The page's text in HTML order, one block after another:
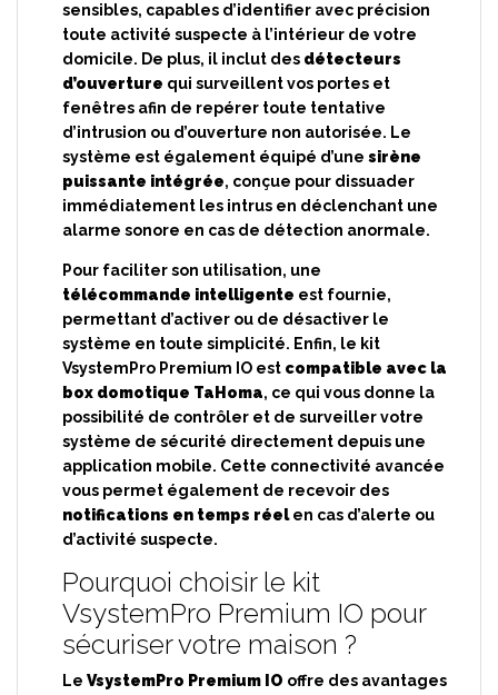
sensibles, capables d’identifier avec précision
toute activité suspecte à l’intérieur de votre
domicile. De plus, il inclut des détecteurs
d’ouverture qui surveillent vos portes et
fenêtres afin de repérer toute tentative
d’intrusion ou d’ouverture non autorisée. Le
système est également équipé d’une sirène
puissante intégrée, conçue pour dissuader
immédiatement les intrus en déclenchant une
alarme sonore en cas de détection anormale.
Pour faciliter son utilisation, une
télécommande intelligente est fournie,
permettant d’activer ou de désactiver le
système en toute simplicité. Enfin, le kit
VsystemPro Premium IO est compatible avec la
box domotique TaHoma, ce qui vous donne la
possibilité de contrôler et de surveiller votre
système de sécurité directement depuis une
application mobile. Cette connectivité avancée
vous permet également de recevoir des
notifications en temps réelen cas d’alerte ou
d’activité suspecte.
Pourquoi choisir le kit
VsystemPro Premium IO pour
sécuriser votre maison ?
Le VsystemPro Premium IO offre des avantages